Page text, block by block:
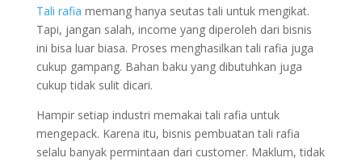
Tali rafia memang hanya seutas tali untuk mengikat.
Tapi, jangan salah, income yang diperoleh dari bisnis
ini bisa luar biasa. Proses menghasilkan tali rafia juga
cukup gampang. Bahan baku yang dibutuhkan juga
cukup tidak sulit dicari.
Hampir setiap industri memakai tali rafia untuk
mengepack. Karena itu, bisnis pembuatan tali rafia
selalu banyak permintaan dari customer. Maklum, tidak